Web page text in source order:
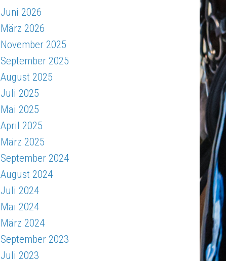
Juni 2026
März 2026
November 2025
September 2025
August 2025
Juli 2025
Mai 2025
April 2025
März 2025
September 2024
August 2024
Juli 2024
Mai 2024
März 2024
September 2023
Juli 2023